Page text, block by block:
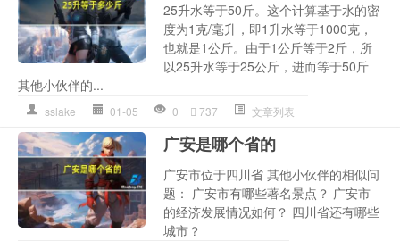
25升水等于50斤。这个计算基于水的密
度为1克/毫升，即1升水等于1000克，
也就是1公斤。由于1公斤等于2斤，所
以25升水等于25公斤，进而等于50斤
其他小伙伴的...
sslake 01-05 0 737 文章列表
广安是哪个省的
广安市位于四川省 其他小伙伴的相似问
题： 广安市有哪些著名景点？ 广安市
的经济发展情况如何？ 四川省还有哪些
城市？